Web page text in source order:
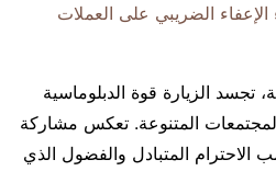
الإعفاء الضريبي على العملات
تجسد الزيارة قوة الدبلوماسية
المتنوعة. تعكس مشاركة
الاحترام المتبادل والفضول الذي